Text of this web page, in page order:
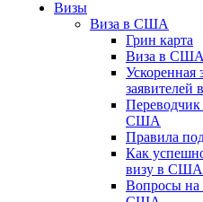
Визы
Виза в США
Грин карта
Виза в
заявителей
Переводчик
США
Правила
Как
визу в США
Вопросы на